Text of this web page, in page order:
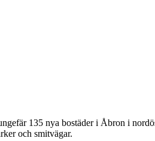
135 nya bostäder i Åbron i
och smitvägar.